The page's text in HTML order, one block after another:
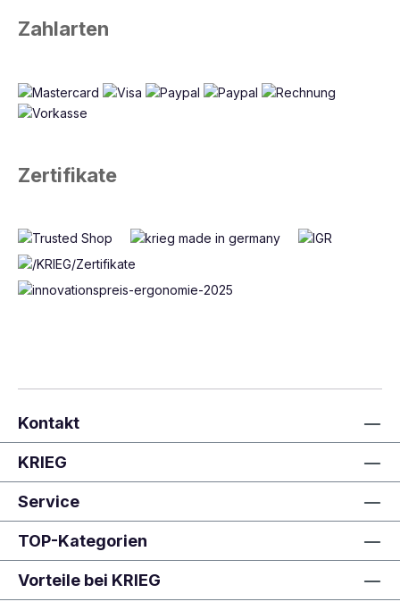
Zahlarten
Zertifikate
Kontakt
KRIEG
Service
TOP-Kategorien
Vorteile bei KRIEG